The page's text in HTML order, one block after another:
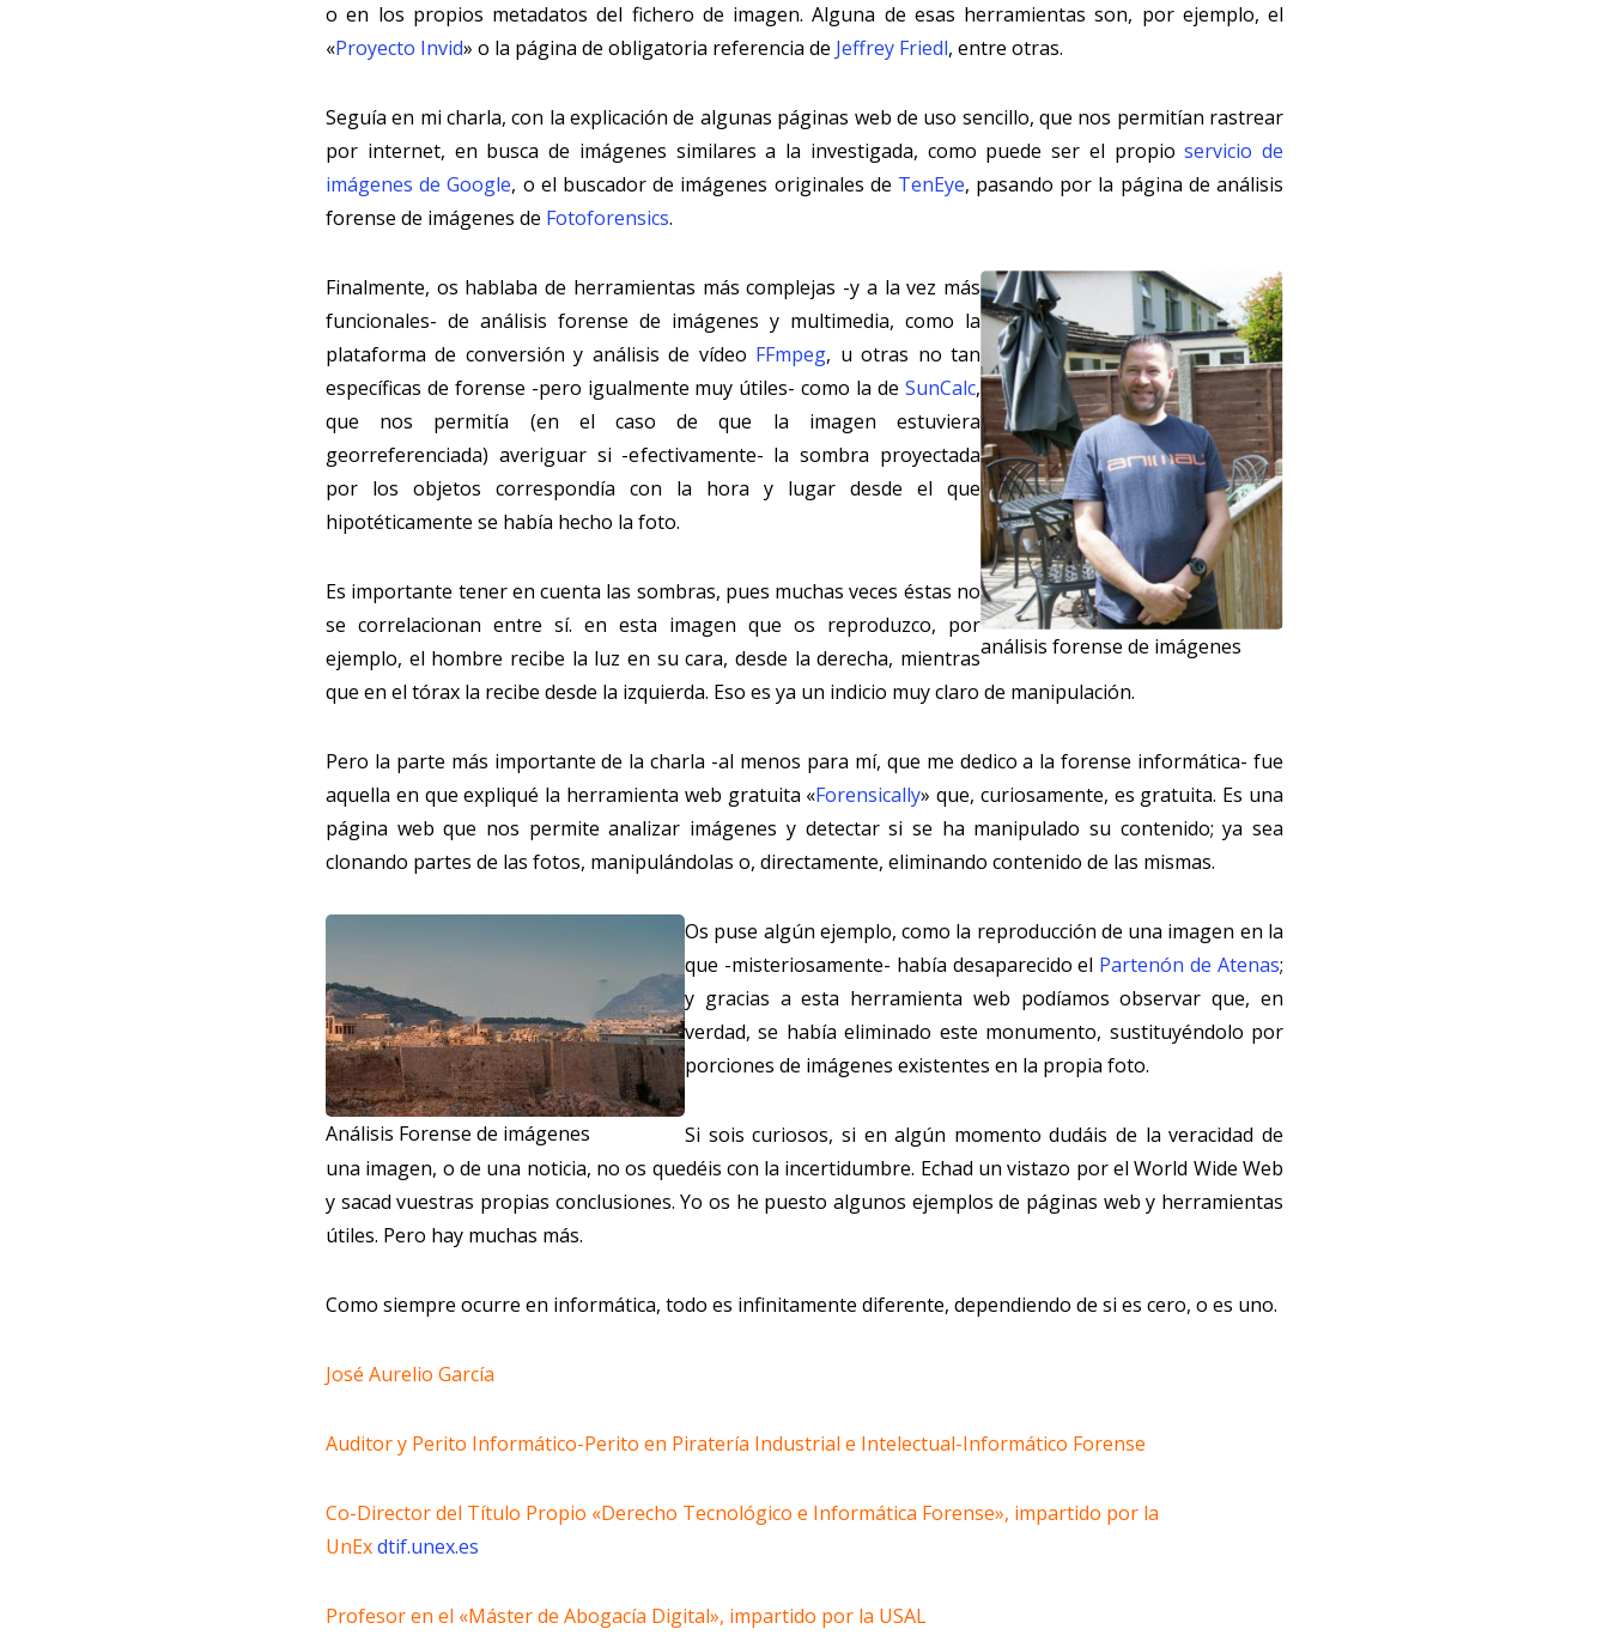
o en los propios metadatos del fichero de imagen. Alguna de esas herramientas son, por ejemplo, el
«Proyecto Invid» o la página de obligatoria referencia de Jeffrey Friedl, entre otras.
Seguía en mi charla, con la explicación de algunas páginas web de uso sencillo, que nos permitían rastrear
por internet, en busca de imágenes similares a la investigada, como puede ser el propioservicio de
imágenes de Google, o el buscador de imágenes originales de TenEye, pasando por la página de análisis
forense de imágenes de Fotoforensics.
análisis forense de imágenes
Finalmente, os hablaba de herramientas más complejas -y a la vez más
funcionales- de análisis forense de imágenes y multimedia, como la
plataforma de conversión y análisis de vídeo FFmpeg, u otras no tan
específicas de forense -pero igualmente muy útiles- como la de SunCalc,
que nos permitía (en el caso de que la imagen estuviera
georreferenciada) averiguar si -efectivamente- la sombra proyectada
por los objetos correspondía con la hora y lugar desde el que
hipotéticamente se había hecho la foto.
Es importante tener en cuenta las sombras, pues muchas veces éstas no
se correlacionan entre sí. en esta imagen que os reproduzco, por
ejemplo, el hombre recibe la luz en su cara, desde la derecha, mientras
que en el tórax la recibe desde la izquierda. Eso es ya un indicio muy claro de manipulación.
Pero la parte más importante de la charla -al menos para mí, que me dedico a la forense informática- fue
aquella en que expliqué la herramienta web gratuita «Forensically» que, curiosamente, es gratuita. Es una
página web que nos permite analizar imágenes y detectar si se ha manipulado su contenido; ya sea
clonando partes de las fotos, manipulándolas o, directamente, eliminando contenido de las mismas.
Análisis Forense de imágenes
Os puse algún ejemplo, como la reproducción de una imagen en la
que -misteriosamente- había desaparecido el Partenón de Atenas;
y gracias a esta herramienta web podíamos observar que, en
verdad, se había eliminado este monumento, sustituyéndolo por
porciones de imágenes existentes en la propia foto.
Si sois curiosos, si en algún momento dudáis de la veracidad de
una imagen, o de una noticia, no os quedéis con la incertidumbre. Echad un vistazo por el World Wide Web
y sacad vuestras propias conclusiones. Yo os he puesto algunos ejemplos de páginas web y herramientas
útiles. Pero hay muchas más.
Como siempre ocurre en informática, todo es infinitamente diferente, dependiendo de si es cero, o es uno.
José Aurelio García
Auditor y Perito Informático-Perito en Piratería Industrial e Intelectual-Informático Forense
Co-Director del Título Propio «Derecho Tecnológico e Informática Forense», impartido por la
UnExdtif.unex.es
Profesor en el «Máster de Abogacía Digital», impartido por la USAL